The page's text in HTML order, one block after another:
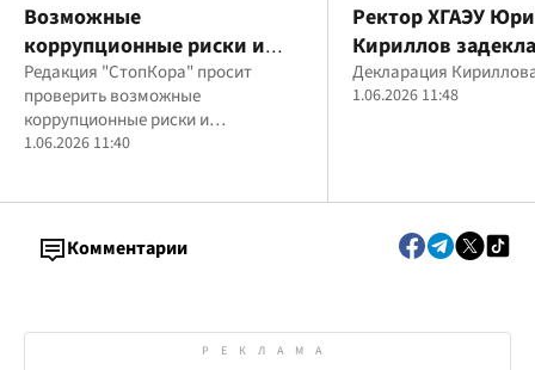
Возможные
коррупционные риски и
Lexus за миллионы:
СтопКор обратился в
Минэкономики по поводу
Редакция "СтопКора" просит
проверить возможные
коррупционные риски и
несоответствия декларациям
1.06.2026 11:40
Ректор ХГАЭУ
Кириллов
многомиллионное
состояние семьи
Декларация
1.06.2026 11:48
Комментарии